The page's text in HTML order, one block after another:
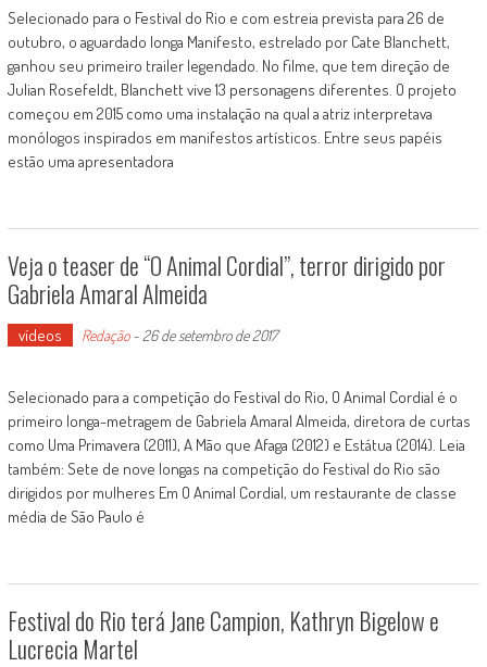
Selecionado para o Festival do Rio e com estreia prevista para 26 de
outubro, o aguardado longa Manifesto, estrelado por Cate Blanchett,
ganhou seu primeiro trailer legendado. No filme, que tem direção de
Julian Rosefeldt, Blanchett vive 13 personagens diferentes. O projeto
começou em 2015 como uma instalação na qual a atriz interpretava
monólogos inspirados em manifestos artísticos. Entre seus papéis
estão uma apresentadora
Veja o teaser de “O Animal Cordial”, terror dirigido por
Gabriela Amaral Almeida
vídeos Redação- 26 de setembro de 2017
Selecionado para a competição do Festival do Rio, O Animal Cordial é o
primeiro longa-metragem de Gabriela Amaral Almeida, diretora de curtas
como Uma Primavera (2011), A Mão que Afaga (2012) e Estátua (2014). Leia
também: Sete de nove longas na competição do Festival do Rio são
dirigidos por mulheres Em O Animal Cordial, um restaurante de classe
média de São Paulo é
Festival do Rio terá Jane Campion, Kathryn Bigelow e
Lucrecia Martel